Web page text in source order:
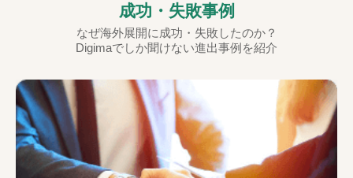
成功・失敗事例
なぜ海外展開に成功・失敗したのか？
Digimaでしか聞けない進出事例を紹介